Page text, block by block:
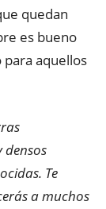
quedan
es bueno
aquellos
densos
Te
a muchos